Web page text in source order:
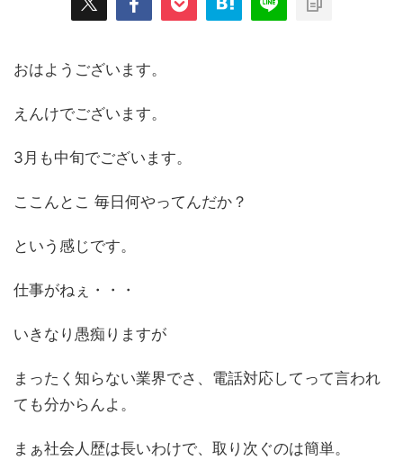
おはようございます。
えんけでございます。
3月も中旬でございます。
ここんとこ 毎日何やってんだか？
という感じです。
仕事がねぇ・・・
いきなり愚痴りますが
まったく知らない業界でさ、電話対応してって言われ
ても分からんよ。
まぁ社会人歴は長いわけで、取り次ぐのは簡単。